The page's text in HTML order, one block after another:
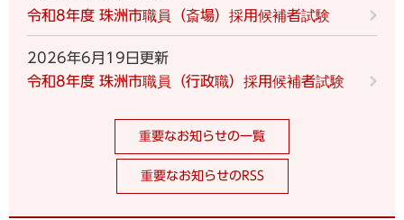
令和8年度 珠洲市職員（斎場）採用候補者試験
2026年6月19日更新
令和8年度 珠洲市職員（行政職）採用候補者試験
重要なお知らせの一覧
重要なお知らせのRSS